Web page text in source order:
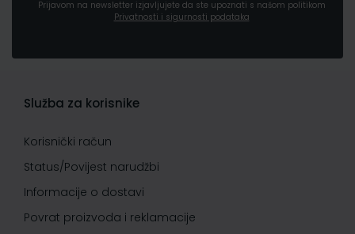
Prijavom na newsletter izjavljujete da ste upoznati s našom politikom
Privatnosti i sigurnosti podataka
Služba za korisnike
Korisnički račun
Status/Povijest narudžbi
Informacije o dostavi
Povrat proizvoda i reklamacije